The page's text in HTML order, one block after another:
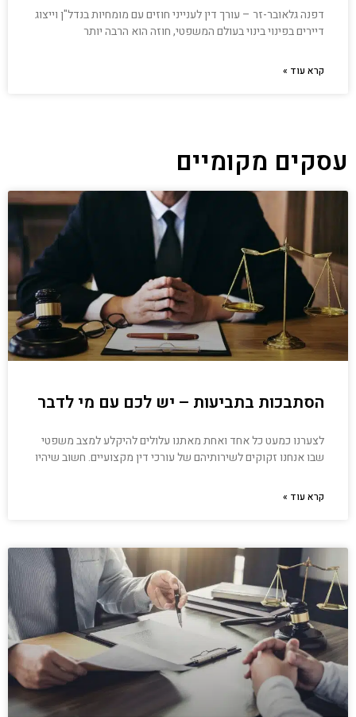
דפנה גלאובר-זר – עורך דין לענייני חוזים עם מומחיות בנדל"ן וייצוג
דיירים בפינוי בינוי בעולם המשפטי, חוזה הוא הרבה יותר
קרא עוד »
עסקים מקומיים
הסתבכות בתביעות – יש לכם עם מי לדבר
לצערנו כמעט כל אחד ואחת מאתנו עלולים להיקלע למצב משפטי
שבו אנחנו זקוקים לשירותיהם של עורכי דין מקצועיים. חשוב שיהיו
קרא עוד »